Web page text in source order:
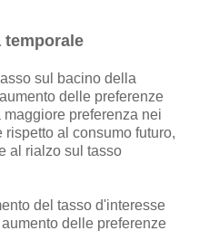
temporale
sul bacino della
delle preferenze
preferenza nei
al consumo futuro,
al rialzo sul tasso
del tasso d'interesse
delle preferenze